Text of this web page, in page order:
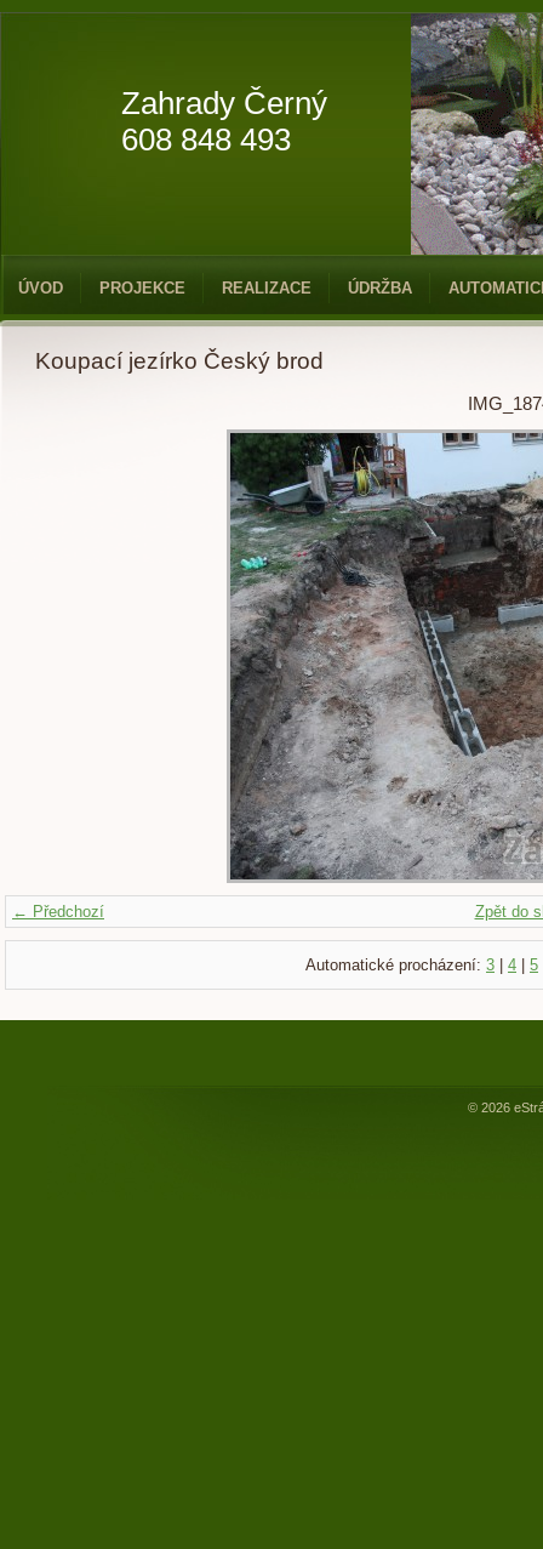
Zahrady Černý
608 848 493
ÚVOD PROJEKCE REALIZACE ÚDRŽBA
Koupací jezírko Český brod
← Předchozí Zpět do
Automatické procházení: 3 4 5
© 2026